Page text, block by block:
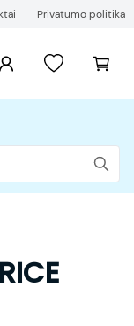
Privatumo politika